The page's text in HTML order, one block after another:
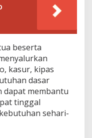
beserta
kasur, kipas
dasar
dapat membantu
tinggal
sehari-